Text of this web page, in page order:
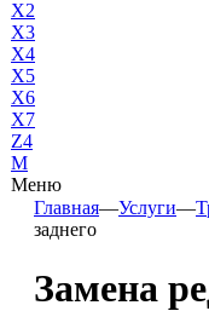
X2
X3
X4
X5
X6
X7
Z4
М
Меню
Главная—Услуги—
заднего
Замена